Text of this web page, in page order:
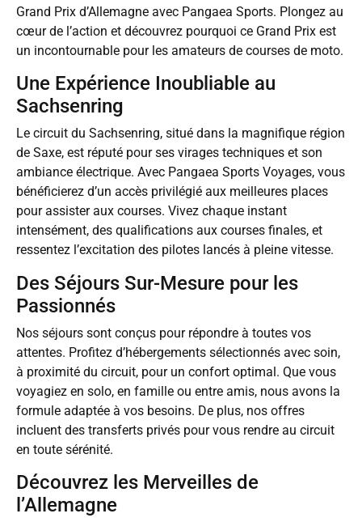
Grand Prix d’Allemagne avec Pangaea Sports. Plongez au
cœur de l’action et découvrez pourquoi ce Grand Prix est
un incontournable pour les amateurs de courses de moto.
Une Expérience Inoubliable au
Sachsenring
Le circuit du Sachsenring, situé dans la magnifique région
de Saxe, est réputé pour ses virages techniques et son
ambiance électrique. Avec Pangaea Sports Voyages, vous
bénéficierez d’un accès privilégié aux meilleures places
pour assister aux courses. Vivez chaque instant
intensément, des qualifications aux courses finales, et
ressentez l’excitation des pilotes lancés à pleine vitesse.
Des Séjours Sur-Mesure pour les
Passionnés
Nos séjours sont conçus pour répondre à toutes vos
attentes. Profitez d’hébergements sélectionnés avec soin,
à proximité du circuit, pour un confort optimal. Que vous
voyagiez en solo, en famille ou entre amis, nous avons la
formule adaptée à vos besoins. De plus, nos offres
incluent des transferts privés pour vous rendre au circuit
en toute sérénité.
Découvrez les Merveilles de
l’Allemagne